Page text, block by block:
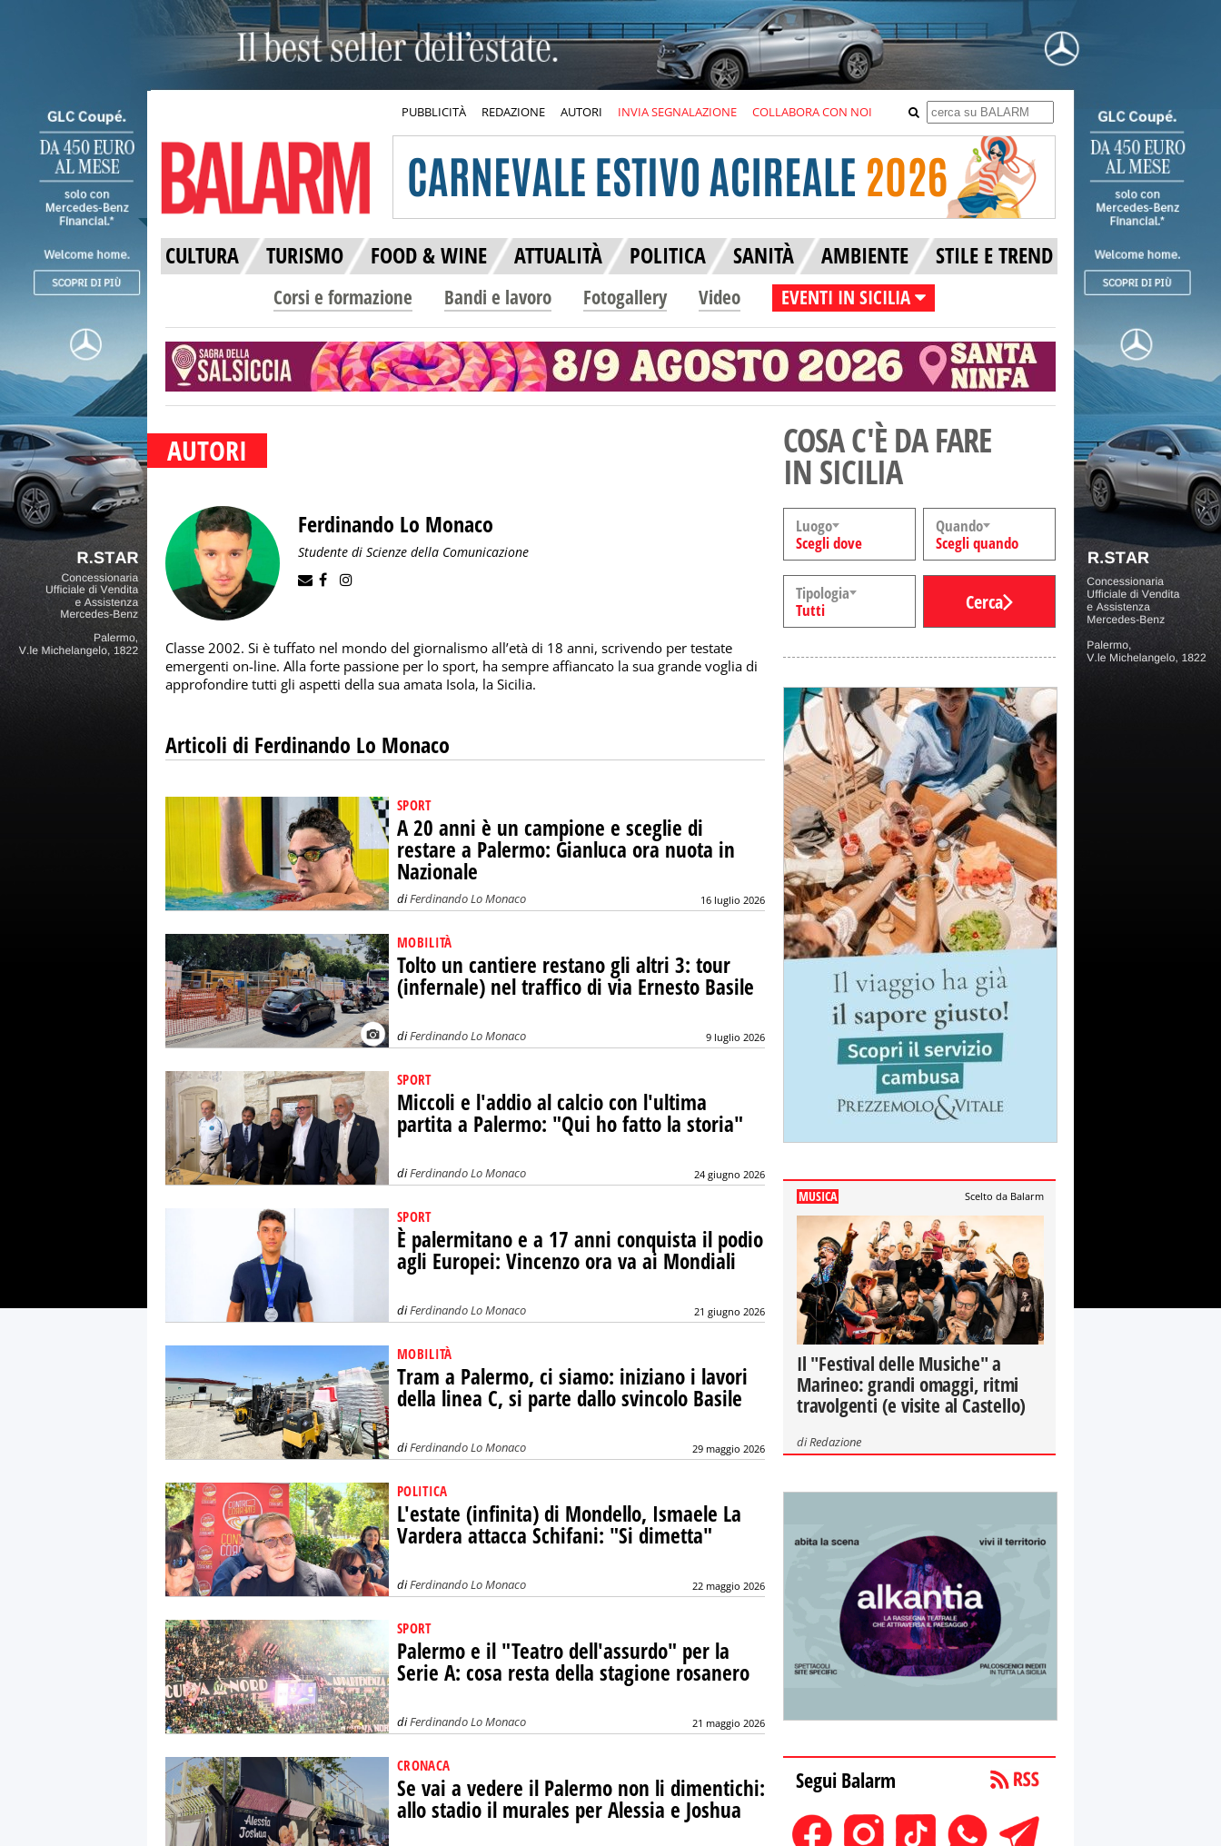
PUBBLICITÀ REDAZIONE AUTORI INVIA SEGNALAZIONE COLLABORA CON NOI
CULTURA TURISMO FOOD & WINE ATTUALITÀ POLITICA SANITÀ AMBIENTE STILE E TREND
Corsi e formazione Bandi e lavoro Fotogallery Video EVENTI IN SICILIA
AUTORI
Ferdinando Lo Monaco
Studente di Scienze della Comunicazione
Classe 2002. Si è tuffato nel mondo del giornalismo all’età di 18 anni, scrivendo per testate
emergenti on-line. Alla forte passione per lo sport, ha sempre affiancato la sua grande voglia di
approfondire tutti gli aspetti della sua amata Isola, la Sicilia.
Articoli di Ferdinando Lo Monaco
SPORT
A 20 anni è un campione e sceglie di
restare a Palermo: Gianluca ora nuota in
Nazionale
diFerdinando Lo Monaco 16 luglio 2026
MOBILITÀ
Tolto un cantiere restano gli altri 3: tour
(infernale) nel traffico di via Ernesto Basile
diFerdinando Lo Monaco 9 luglio 2026
SPORT
Miccoli e l'addio al calcio con l'ultima
partita a Palermo: "Qui ho fatto la storia"
diFerdinando Lo Monaco 24 giugno 2026
SPORT
È palermitano e a 17 anni conquista il podio
agli Europei: Vincenzo ora va ai Mondiali
diFerdinando Lo Monaco 21 giugno 2026
MOBILITÀ
Tram a Palermo, ci siamo: iniziano i lavori
della linea C, si parte dallo svincolo Basile
diFerdinando Lo Monaco 29 maggio 2026
POLITICA
L'estate (infinita) di Mondello, Ismaele La
Vardera attacca Schifani: "Si dimetta"
diFerdinando Lo Monaco 22 maggio 2026
SPORT
Palermo e il "Teatro dell'assurdo" per la
Serie A: cosa resta della stagione rosanero
diFerdinando Lo Monaco 21 maggio 2026
CRONACA
Se vai a vedere il Palermo non li dimentichi:
allo stadio il murales per Alessia e Joshua
COSA C'È DA FARE
IN SICILIA
Luogo
Scegli dove
Quando
Scegli quando
Tipologia
Tutti
Cerca
MUSICA Scelto da Balarm
Il "Festival delle Musiche" a
Marineo: grandi omaggi, ritmi
travolgenti (e visite al Castello)
diRedazione
Segui Balarm